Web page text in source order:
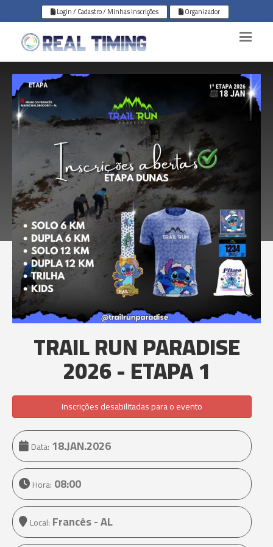
Login / Cadastro / Minhas Inscrições Organizador
TRAIL RUN PARADISE
2026 - ETAPA 1
Inscrições desabilitadas para o evento
Data: 18.JAN.2026
Hora: 08:00
Local: Francês - AL